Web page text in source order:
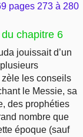
pages 273 à 280
chapitre 6
jouissait d’un
les conseils
le Messie, sa
des prophéties
nombre que
époque (sauf